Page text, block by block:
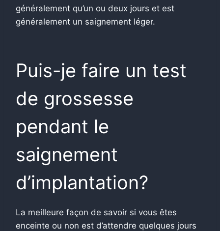
généralement qu’un ou deux jours et est
généralement un saignement léger.
Puis-je faire un test
de grossesse
pendant le
saignement
d’implantation?
La meilleure façon de savoir si vous êtes
enceinte ou non est d’attendre quelques jours